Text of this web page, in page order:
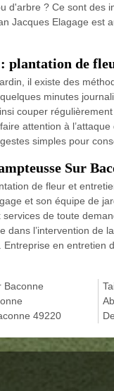
d'arbre ? Ce sont des
Jacques Elagage est
de
il existe des
minutes
couper
attention à
simples pour
Sur
de fleur et
et son équipe de
de toute
dans l’intervention de
en entretien
Baconne
49220